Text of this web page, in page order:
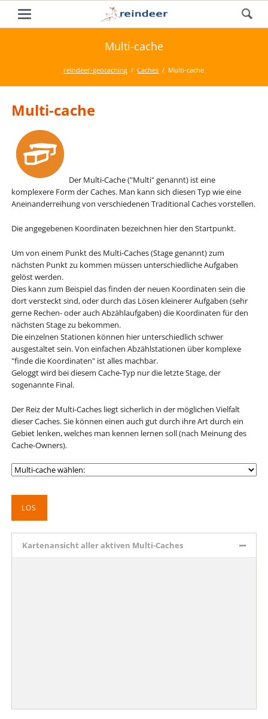
Multi-cache
reindeer-geocaching Caches Multi-cache
Multi-cache
Der Multi-Cache ("Multi" genannt) ist eine
komplexere Form der Caches. Man kann sich diesen Typ wie eine
Aneinanderreihung von verschiedenen Traditional Caches vorstellen.
Die angegebenen Koordinaten bezeichnen hier den Startpunkt.
Um von einem Punkt des Multi-Caches (Stage genannt) zum
nächsten Punkt zu kommen müssen unterschiedliche Aufgaben
gelöst werden.
Dies kann zum Beispiel das finden der neuen Koordinaten sein die
dort versteckt sind, oder durch das Lösen kleinerer Aufgaben (sehr
gerne Rechen- oder auch Abzählaufgaben) die Koordinaten für den
nächsten Stage zu bekommen.
Die einzelnen Stationen können hier unterschiedlich schwer
ausgestaltet sein. Von einfachen Abzählstationen über komplexe
"finde die Koordinaten" ist alles machbar.
Geloggt wird bei diesem Cache-Typ nur die letzte Stage, der
sogenannte Final.
Der Reiz der Multi-Caches liegt sicherlich in der möglichen Vielfalt
dieser Caches. Sie können einen auch gut durch ihre Art durch ein
Gebiet lenken, welches man kennen lernen soll (nach Meinung des
Cache-Owners).
Zielseite
LOS
Kartenansicht aller aktiven Multi-Caches